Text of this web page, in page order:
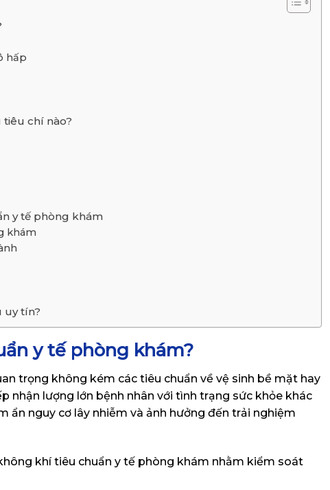
hấp
chí nào?
y tế phòng khám
khám
uy tín?
y tế phòng khám?
trọng không kém các tiêu chuẩn về vệ sinh bề mặt hay
nhận lượng lớn bệnh nhân với tình trạng sức khỏe khác
nguy cơ lây nhiễm và ảnh hưởng đến trải nghiệm
khí tiêu chuẩn y tế phòng khám nhằm kiểm soát